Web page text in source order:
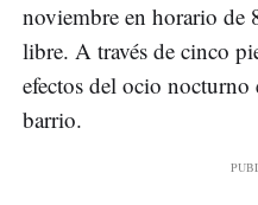
noviembre en horario de
libre. A través de cinco
efectos del ocio
barrio.